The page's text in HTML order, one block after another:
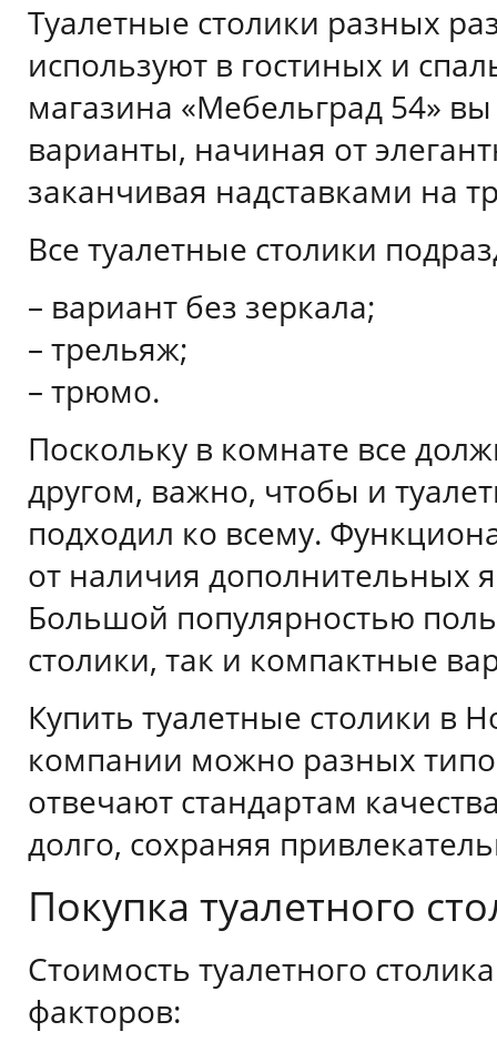
Туалетные столики разных
используют в гостиных и
магазина «Мебельград 54»
варианты, начиная от
заканчивая надставками на
Все туалетные столики
– вариант без зеркала;
– трельяж;
– трюмо.
Поскольку в комнате все
другом, важно, чтобы и
подходил ко всему.
от наличия дополнительных
Большой популярностью
столики, так и компактные
Купить туалетные столики в
компании можно разных
отвечают стандартам
долго, сохраняя
Покупка туалетного
Стоимость туалетного
факторов: